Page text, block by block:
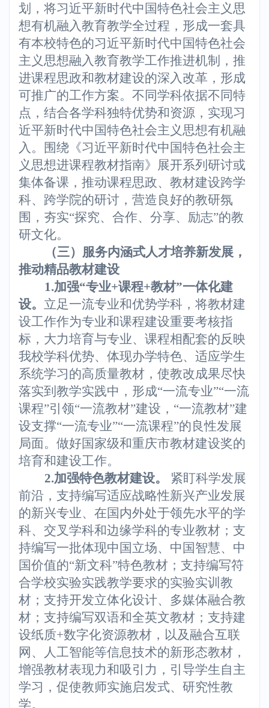
划，将习近平新时代中国特色社会主义思
想有机融入教育教学全过程，形成一套具
有本校特色的习近平新时代中国特色社会
主义思想融入教育教学工作推进机制，推
进课程思政和教材建设的深入改革，形成
可推广的工作方案。不同学科依据不同特
点，结合各学科独特优势和资源，实现习
近平新时代中国特色社会主义思想有机融
入。围绕《习近平新时代中国特色社会主
义思想进课程教材指南》展开系列研讨或
集体备课，推动课程思政、教材建设跨学
科、跨学院的研讨，营造良好的教研氛
围，夯实“探究、合作、分享、励志”的教
研文化。
（三）服务内涵式人才培养新发展，
推动精品教材建设
1.加强“专业+课程+教材”一体化建
设。 立足一流专业和优势学科，将教材建
设工作作为专业和课程建设重要考核指
标，大力培育与专业、课程相配套的反映
我校学科优势、体现办学特色、适应学生
系统学习的高质量教材，使教改成果尽快
落实到教学实践中，形成“一流专业”“一流
课程”引领“一流教材”建设，“一流教材”建
设支撑“一流专业”“一流课程”的良性发展
局面。做好国家级和重庆市教材建设奖的
培育和建设工作。
2.加强特色教材建设。 紧盯科学发展
前沿，支持编写适应战略性新兴产业发展
的新兴专业、在国内外处于领先水平的学
科、交叉学科和边缘学科的专业教材；支
持编写一批体现中国立场、中国智慧、中
国价值的“新文科”特色教材；支持编写符
合学校实验实践教学要求的实验实训教
材；支持开发立体化设计、多媒体融合教
材；支持编写双语和全英文教材；支持建
设纸质+数字化资源教材，以及融合互联
网、人工智能等信息技术的新形态教材，
增强教材表现力和吸引力，引导学生自主
学习，促使教师实施启发式、研究性教
学。